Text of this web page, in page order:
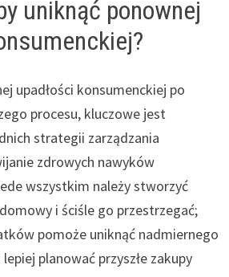
uniknąć ponownej
upadłości konsumenckiej po
procesu, kluczowe jest
strategii zarządzania
zdrowych nawyków
wszystkim należy stworzyć
i ściśle go przestrzegać;
pomoże uniknąć nadmiernego
planować przyszłe zakupy